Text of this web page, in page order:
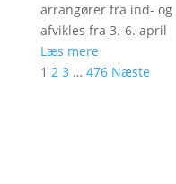
arrangører fra ind- og
afvikles fra 3.-6. april
Læs mere
1 2 3 … 476 Næste